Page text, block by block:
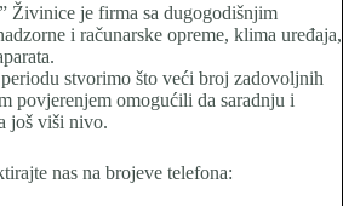
je firma sa dugogodišnjim
i računarske opreme, klima uređaja,
stvorimo što veći broj zadovoljnih
povjerenjem omogućili da saradnju i
još viši nivo.
nas na brojeve telefona: